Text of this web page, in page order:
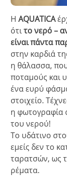
ΗAQUATICA
ότιτο νερό –
είναι πάντα
στην καρδιά
η θάλασσα,
ποταμούς και
ένα ευρύ
στοιχείο.
η φωτογραφία
του νερού!
Το υδάτινο
εμείς δεν το
ταρατσών, ως
ρέματα.